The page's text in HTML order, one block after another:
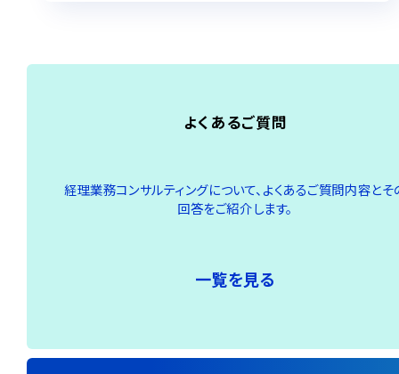
よくあるご質問
経理業務コンサルティングについて、よくあるご質問内容とそ
回答をご紹介します。
一覧を見る